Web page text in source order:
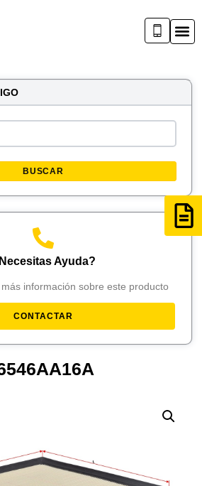
BUSCAR
Ayuda?
información sobre este producto
CONTACTAR